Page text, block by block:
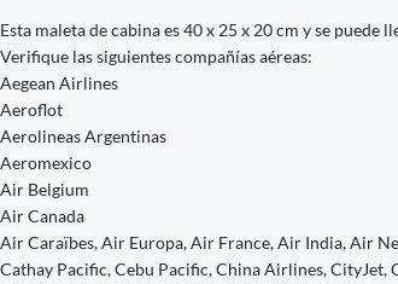
Esta maleta de cabina es 40 x 25 x 20 cm y se puede
Verifique las siguientes compañías aéreas:
Aegean Airlines
Aeroflot
Aerolineas Argentinas
Aeromexico
Air Belgium
Air Canada
Air Caraïbes, Air Europa, Air France, Air India, Air
Cathay Pacific, Cebu Pacific, China Airlines, CityJet,